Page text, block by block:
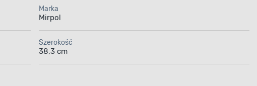
Marka
Mirpol
Szerokość
38,3 cm